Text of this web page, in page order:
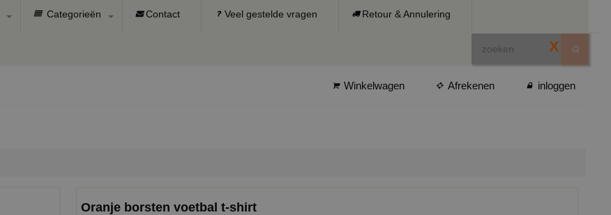
Categorieën Contact Veel gestelde vragen Retour & Annulering
X
Winkelwagen Afrekenen inloggen
Oranje borsten voetbal t-shirt